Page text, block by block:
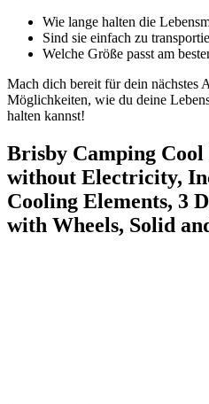
Wie lange halten die
Sind sie ‌einfach zu
Welche Größe​ passt am
Mach dich bereit für dein nächstes
Möglichkeiten, wie du⁤ deine
⁣halten kannst!
Brisby Camping
without Electricity,
Cooling Elements, 3
with Wheels, Solid